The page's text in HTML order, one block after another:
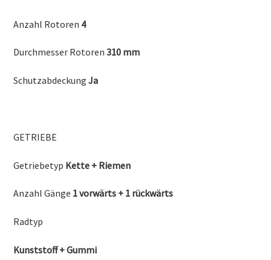
Anzahl Rotoren 4
Durchmesser Rotoren310 mm
SchutzabdeckungJa
GETRIEBE
Getriebetyp Kette + Riemen
Anzahl Gänge 1 vorwärts + 1 rückwärts
Radtyp
Kunststoff + Gummi